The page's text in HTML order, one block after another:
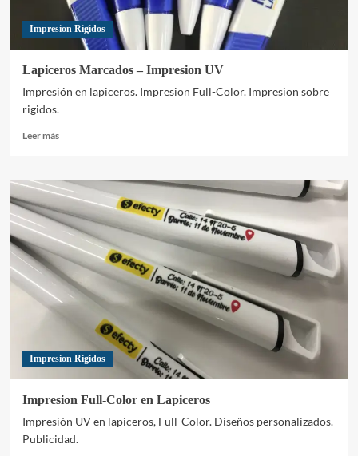
Impresion Rigidos
Lapiceros Marcados – Impresion UV
Impresión en lapiceros. Impresion Full-Color. Impresion sobre
rigidos.
Leer másLeer
Lapiceros
Marcados
–
Impresion
UV
Impresion Rigidos
Impresion Full-Color en Lapiceros
Impresión UV en lapiceros, Full-Color. Diseños personalizados.
Publicidad.